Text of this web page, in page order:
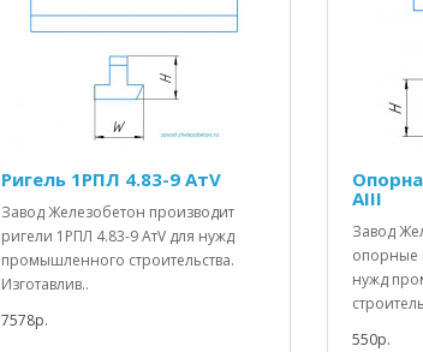
Ригель 1РПЛ 4.83-9 АтV
Завод Железобетон производит
ригели 1РПЛ 4.83-9 АтV для нужд
промышленного строительства.
Изготавлив..
7578р.
АIII
Завод
опорные
нужд
550р.